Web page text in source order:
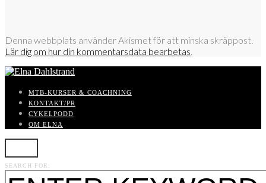
Denna webbplats använder Akismet för att minska skräppost.
Lär dig om hur din kommentarsdata bearbetas.
MTB-KURSER & COACHNING
KONTAKT/PR
CYKELPODD
OM ELNA
SEARCH FOR: